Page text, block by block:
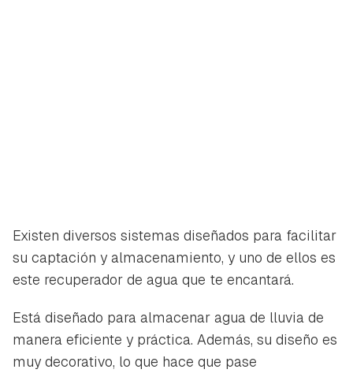
Existen diversos sistemas diseñados para facilitar
su captación y almacenamiento, y uno de ellos es
este recuperador de agua que te encantará.
Está diseñado para almacenar agua de lluvia de
manera eficiente y práctica. Además, su diseño es
muy decorativo, lo que hace que pase